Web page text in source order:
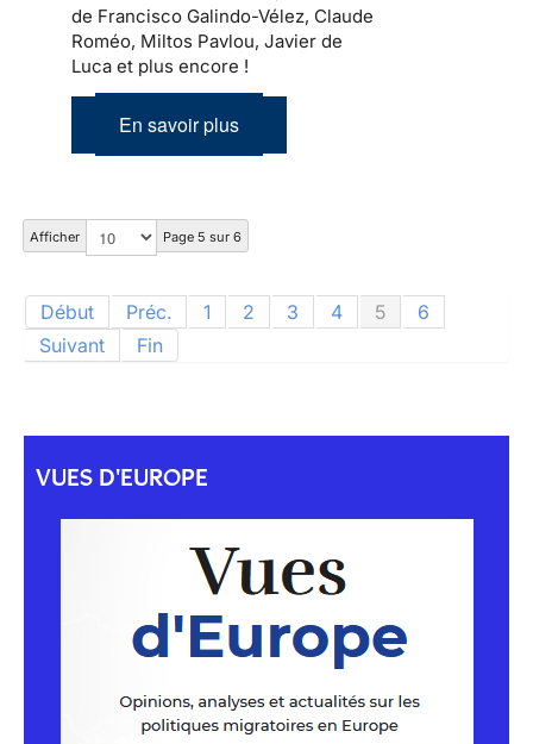
de Francisco Galindo-Vélez, Claude
Roméo, Miltos Pavlou, Javier de
Luca et plus encore !
En savoir plus
Afficher Page 5 sur 6
Début Préc. 1 2 3 4 5
6
Suivant
Fin
VUES D'EUROPE